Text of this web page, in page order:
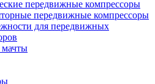
передвижные компрессоры
передвижные компрессоры
для передвижных
мачты